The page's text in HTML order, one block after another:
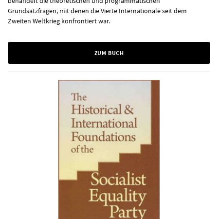
Grundsatzfragen, mit denen die Vierte Internationale seit dem
Zweiten Weltkrieg konfrontiert war.
ZUM BUCH